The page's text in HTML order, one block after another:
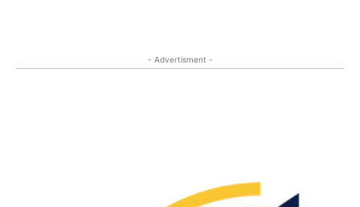
- Advertisment -